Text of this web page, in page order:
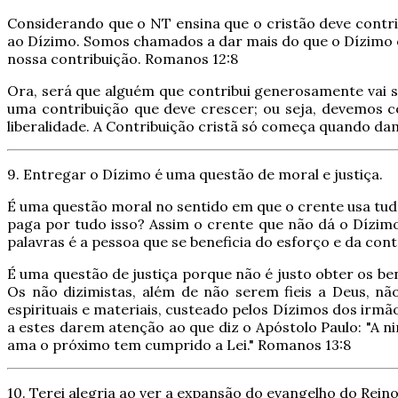
Considerando que o NT ensina que o cristão deve
ao Dízimo. Somos chamados a dar mais do que o
nossa contribuição. Romanos 12:8
Ora, será que alguém que contribui generosamente
uma contribuição que deve crescer; ou seja,
liberalidade. A Contribuição cristã só começa quando
9. Entregar o Dízimo é uma questão de moral e justiça.
É uma questão moral no sentido em que o crente usa
paga por tudo isso? Assim o crente que não dá o
palavras é a pessoa que se beneficia do esforço e da
É uma questão de justiça porque não é justo obter os
Os não dizimistas, além de não serem fieis a Deus,
espirituais e materiais, custeado pelos Dízimos dos
a estes darem atenção ao que diz o Apóstolo Paulo: "A
ama o próximo tem cumprido a Lei." Romanos 13:8
10. Terei alegria ao ver a expansão do evangelho do